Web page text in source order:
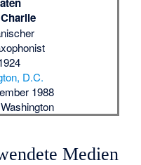
D.C.
1988
Medien